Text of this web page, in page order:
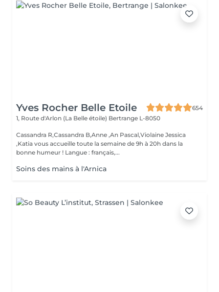
Yves Rocher Belle Etoile
654
1, Route d'Arlon (La Belle étoile) Bertrange L-8050
Cassandra R,Cassandra B,Anne ,An Pascal,Violaine Jessica
,Katia vous accueille toute la semaine de 9h à 20h dans la
bonne humeur ! Langue : français,...
Soins des mains à l'Arnica